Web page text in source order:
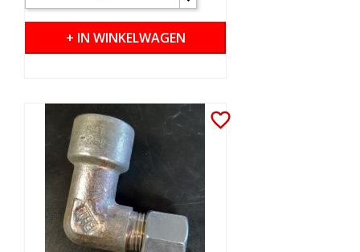
+ IN WINKELWAGEN
favorite_border